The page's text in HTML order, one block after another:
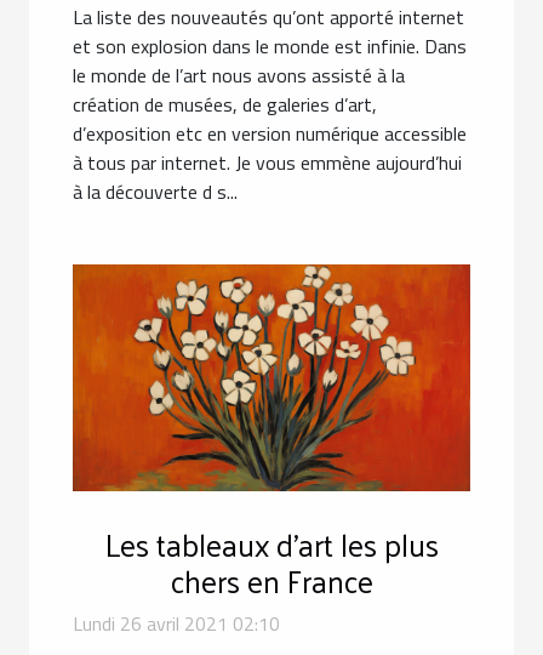
La liste des nouveautés qu’ont apporté internet
et son explosion dans le monde est infinie. Dans
le monde de l’art nous avons assisté à la
création de musées, de galeries d’art,
d’exposition etc en version numérique accessible
à tous par internet. Je vous emmène aujourd’hui
à la découverte d s...
Les tableaux d'art les plus
chers en France
Lundi 26 avril 2021 02:10